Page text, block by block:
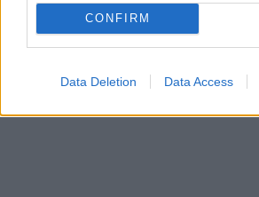
CONFIRM
Data Deletion Data Access